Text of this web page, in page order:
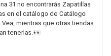
31 no encontrarás Zapatillas
en el catálogo de Catálogo
Vea, mientras que otras tiendas
tenerlas.👀